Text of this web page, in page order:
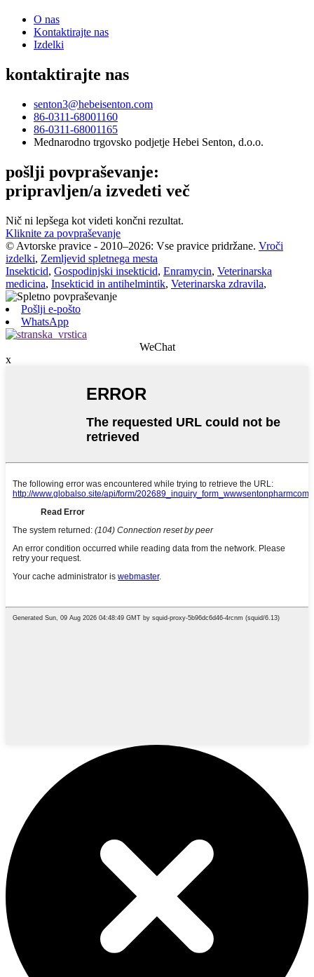
O nas
Kontaktirajte nas
Izdelki
kontaktirajte nas
senton3@hebeisenton.com
86-0311-68001160
86-0311-68001165
Mednarodno trgovsko podjetje Hebei Senton, d.o.o.
pošlji povpraševanje:
pripravljen/a izvedeti več
Nič ni lepšega kot videti končni rezultat.
Kliknite za povpraševanje
© Avtorske pravice - 2010–2026: Vse pravice pridržane. Vroči
izdelki, Zemljevid spletnega mesta
Insekticid, Gospodinjski insekticid, Enramycin, Veterinarska
medicina, Insekticid in antihelmintik, Veterinarska zdravila,
Pošlji e-pošto
WhatsApp
WeChat
x